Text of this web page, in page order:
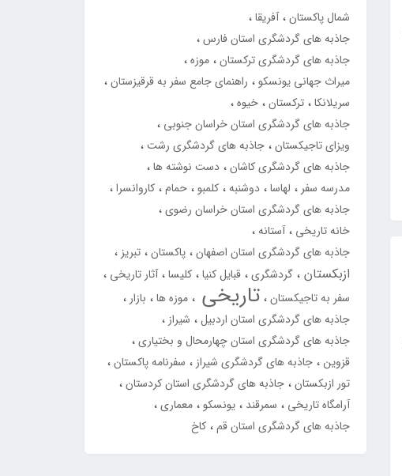
شمال پاکستان آفریقا
جاذبه های گردشگری استان فارس
جاذبه های گردشگری ترکستان موزه
میراث جهانی یونسکو راهنمای جامع سفر به قرقیزستان
سریلانکا ترکستان خیوه
جاذبه های گردشگری استان خراسان جنوبی
ویزای تاجیکستان جاذبه های گردشگری رشت
جاذبه های گردشگری کاشان دست نوشته ها
مدرسه سفر لهاسا دوشنبه کلمبو حمام کاروانسرا
جاذبه های گردشگری استان خراسان رضوی
خانه تاریخی آستانه
جاذبه های گردشگری استان اصفهان پاکستان تبریز
ازبکستان گردشگری قبایل کنیا کلیسا آثار تاریخی
سفر به تاجیکستان تاریخی موزه ها بازار
جاذبه های گردشگری استان اردبیل شیراز
جاذبه های گردشگری استان چهارمحال و بختیاری
قزوین جاذبه های گردشگری شیراز سفرنامه پاکستان
تور ازبکستان جاذبه های گردشگری استان کردستان
آرامگاه تاریخی سمرقند یونسکو معماری
جاذبه های گردشگری استان قم کاخ